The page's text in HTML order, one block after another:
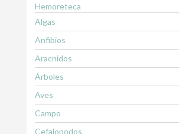
Hemoreteca
Algas
Anfibios
Aracnidos
Árboles
Aves
Campo
Cefalopodos